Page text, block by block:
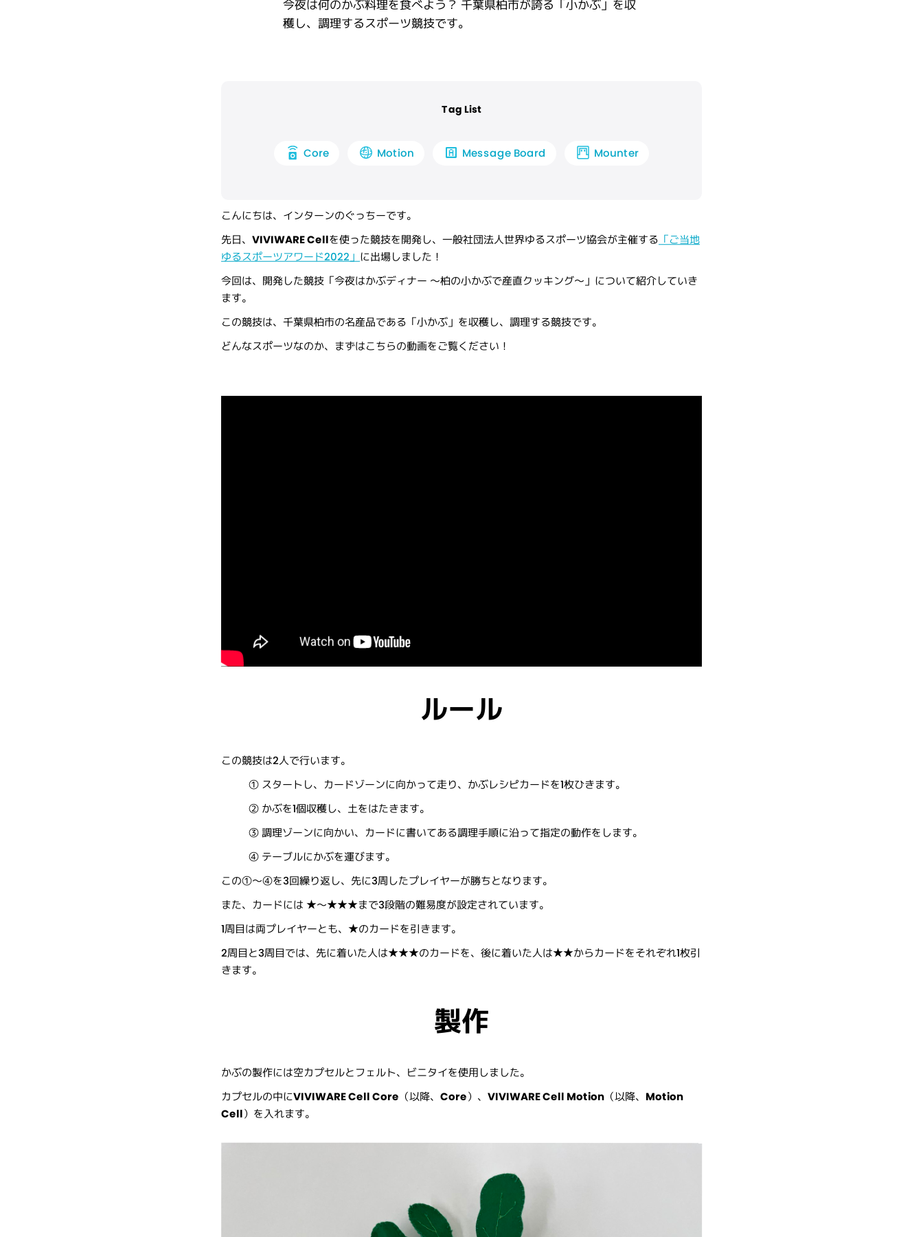
今夜は何のかぶ料理を食べよう？ 千葉県柏市が誇る「小かぶ」を収
穫し、調理するスポーツ競技です。
Tag List
Core Motion Message Board Mounter
こんにちは、インターンのぐっちーです。
先日、VIVIWARE Cellを使った競技を開発し、一般社団法人世界ゆるスポーツ協会が主催する 「ご当地
ゆるスポーツアワード2022」 に出場しました！
今回は、開発した競技「今夜はかぶディナー 〜柏の小かぶで産直クッキング〜」について紹介していき
ます。
この競技は、千葉県柏市の名産品である「小かぶ」を収穫し、調理する競技です。
どんなスポーツなのか、まずはこちらの動画をご覧ください！
ルール
この競技は2人で行います。
① スタートし、カードゾーンに向かって走り、かぶレシピカードを1枚ひきます。
② かぶを1個収穫し、土をはたきます。
③ 調理ゾーンに向かい、カードに書いてある調理手順に沿って指定の動作をします。
④ テーブルにかぶを運びます。
この①〜④を3回繰り返し、先に3周したプレイヤーが勝ちとなります。
また、カードには ★～★★★まで3段階の難易度が設定されています。
1周目は両プレイヤーとも、★のカードを引きます。
2周目と3周目では、先に着いた人は★★★のカードを、後に着いた人は★★からカードをそれぞれ1枚引
きます。
製作
かぶの製作には空カプセルとフェルト、ビニタイを使用しました。
カプセルの中にVIVIWARE Cell Core （以降、Core）、VIVIWARE Cell Motion （以降、 Motion
Cell）を入れます。